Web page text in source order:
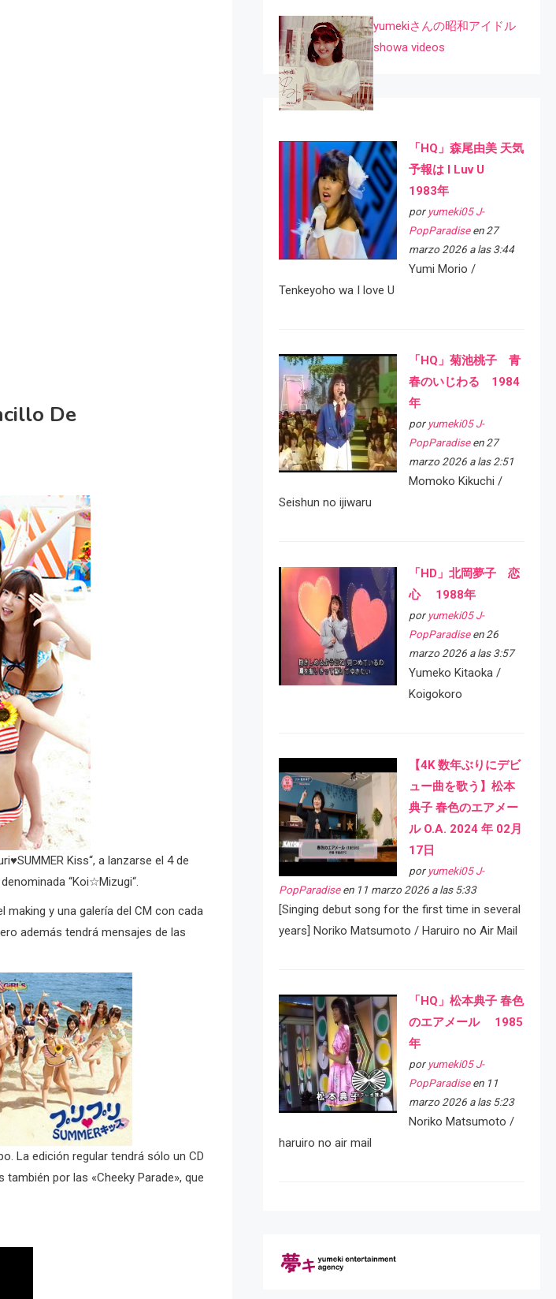
De
Kiss“, a lanzarse el 4 de
“Koi☆Mizugi“.
making y una galería del CM con cada
además tendrá mensajes de las
La edición regular tendrá sólo un CD
por las «Cheeky Parade», que
yumekiさんの昭和アイドル
showa videos
「HQ」森尾由美 天気
予報は I Luv U
1983年
por yumeki05 J-
PopParadiseen 27
marzo 2026 a las 3:44
Yumi Morio /
Tenkeyoho wa I love U
「HQ」菊池桃子 青
春のいじわる 1984
年
por yumeki05 J-
PopParadiseen 27
marzo 2026 a las 2:51
Momoko Kikuchi /
Seishun no ijiwaru
「HD」北岡夢子 恋
心 1988年
por yumeki05 J-
PopParadiseen 26
marzo 2026 a las 3:57
Yumeko Kitaoka /
Koigokoro
【4K 数年ぶりにデビ
ュー曲を歌う】松本
典子 春色のエアメー
ル O.A. 2024 年 02月
17日
por yumeki05 J-
PopParadiseen 11 marzo 2026 a las 5:33
[Singing debut song for the first time in several
years] Noriko Matsumoto / Haruiro no Air Mail
「HQ」松本典子 春色
のエアメール 1985
年
por yumeki05 J-
PopParadiseen 11
marzo 2026 a las 5:23
Noriko Matsumoto /
haruiro no air mail